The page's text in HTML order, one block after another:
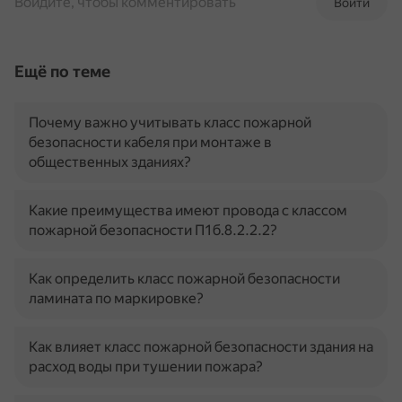
Ещё по теме
Почему важно учитывать класс пожарной
безопасности кабеля при монтаже в
общественных зданиях?
Какие преимущества имеют провода с классом
пожарной безопасности П1б.8.2.2.2?
Как определить класс пожарной безопасности
ламината по маркировке?
Как влияет класс пожарной безопасности здания на
расход воды при тушении пожара?